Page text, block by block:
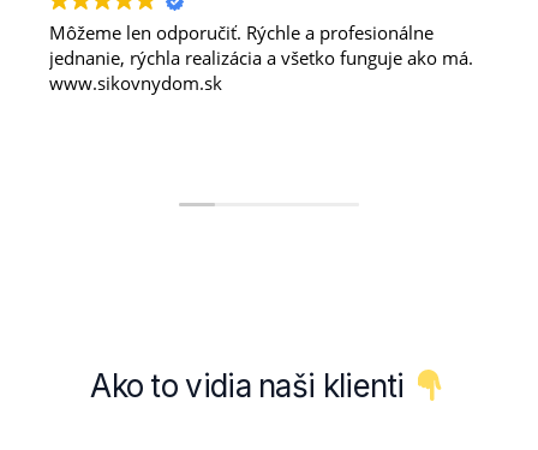
Môžeme len odporučiť. Rýchle a profesionálne
jednanie, rýchla realizácia a všetko funguje ako má.
www.sikovnydom.sk
Ako tovidia naši klienti